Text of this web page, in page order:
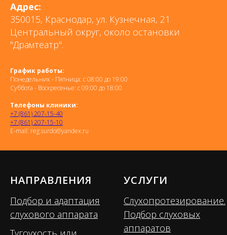
Адрес:
350015, Краснодар, ул. Кузнечная, 21
Центральный округ, около остановки
"Драмтеатр".
График работы:
Понедельник - Пятница: с 08:00 до 19:00
Суббота - Воскресенье: с 09:00 до 18:00
Телефоны клиники:
+7 (861) 207-15-40
+7 (861) 207-15-10
E-mail: reg.surdo@yandex.ru
НАПРАВЛЕНИЯ
Подбор и адаптация
слухового аппарата
УСЛУГИ
Слухопротезирование.
Подбор слуховых
аппаратов